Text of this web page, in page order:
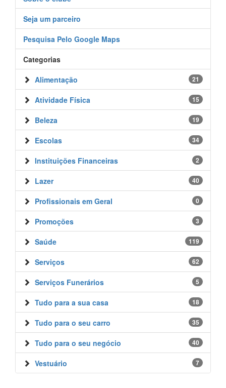
Seja um parceiro
Pesquisa Pelo Google Maps
Categorias
21
Alimentação
15
Atividade Física
19
Beleza
34
Escolas
2
Instituições Financeiras
40
Lazer
0
Profissionais em Geral
3
Promoções
119
Saúde
62
Serviços
5
Serviços Funerários
18
Tudo para a sua casa
35
Tudo para o seu carro
40
Tudo para o seu negócio
7
Vestuário